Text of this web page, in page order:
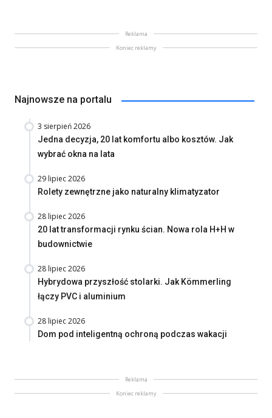
Reklama
Koniec reklamy
Najnowsze na portalu
3 sierpień 2026
Jedna decyzja, 20 lat komfortu albo kosztów. Jak
wybrać okna na lata
29 lipiec 2026
Rolety zewnętrzne jako naturalny klimatyzator
28 lipiec 2026
20 lat transformacji rynku ścian. Nowa rola H+H w
budownictwie
28 lipiec 2026
Hybrydowa przyszłość stolarki. Jak Kömmerling
łączy PVC i aluminium
28 lipiec 2026
Dom pod inteligentną ochroną podczas wakacji
Reklama
Koniec reklamy